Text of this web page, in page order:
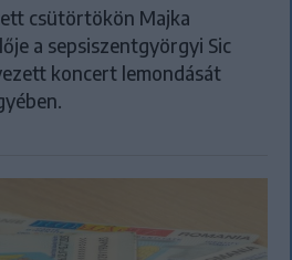
csütörtökön Majka
a sepsiszentgyörgyi Sic
koncert lemondását